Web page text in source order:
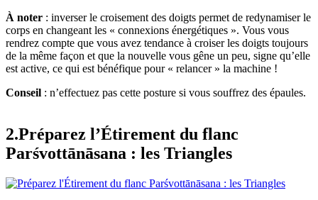
À noter : inverser le croisement des doigts permet de redynamiser le
corps en changeant les « connexions énergétiques ». Vous vous
rendrez compte que vous avez tendance à croiser les doigts toujours
de la même façon et que la nouvelle vous gêne un peu, signe qu’elle
est active, ce qui est bénéfique pour « relancer » la machine !
Conseil : n’effectuez pas cette posture si vous souffrez des épaules.
2.Préparez l’Étirement du flanc
Parśvottānāsana : les Triangles